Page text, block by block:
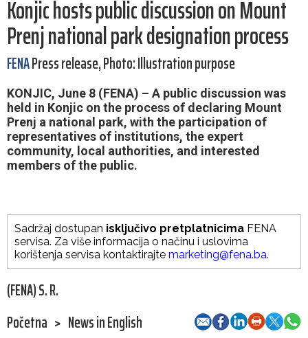
Konjic hosts public discussion on Mount
Prenj national park designation process
FENAPress release, Photo: Illustration purpose
KONJIC, June 8 (FENA) – A public discussion was
held in Konjic on the process of declaring Mount
Prenj a national park, with the participation of
representatives of institutions, the expert
community, local authorities, and interested
members of the public.
Sadržaj dostupan isključivo pretplatnicima FENA
servisa. Za više informacija o načinu i uslovima
korištenja servisa kontaktirajte marketing@fena.ba.
(FENA) S. R.
Početna > News in English